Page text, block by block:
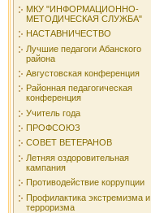
МКУ "ИНФОРМАЦИОННО-
МЕТОДИЧЕСКАЯ СЛУЖБА"
НАСТАВНИЧЕСТВО
Лучшие педагоги Абанского
района
Августовская конференция
Районная педагогическая
конференция
Учитель года
ПРОФСОЮЗ
СОВЕТ ВЕТЕРАНОВ
Летняя оздоровительная
кампания
Противодействие коррупции
Профилактика экстремизма и
терроризма